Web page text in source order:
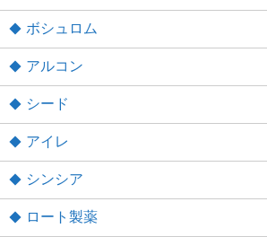
ボシュロム
アルコン
シード
アイレ
シンシア
ロート製薬